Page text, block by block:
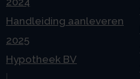
Handleiding aanleveren
2025
Hypotheek BV